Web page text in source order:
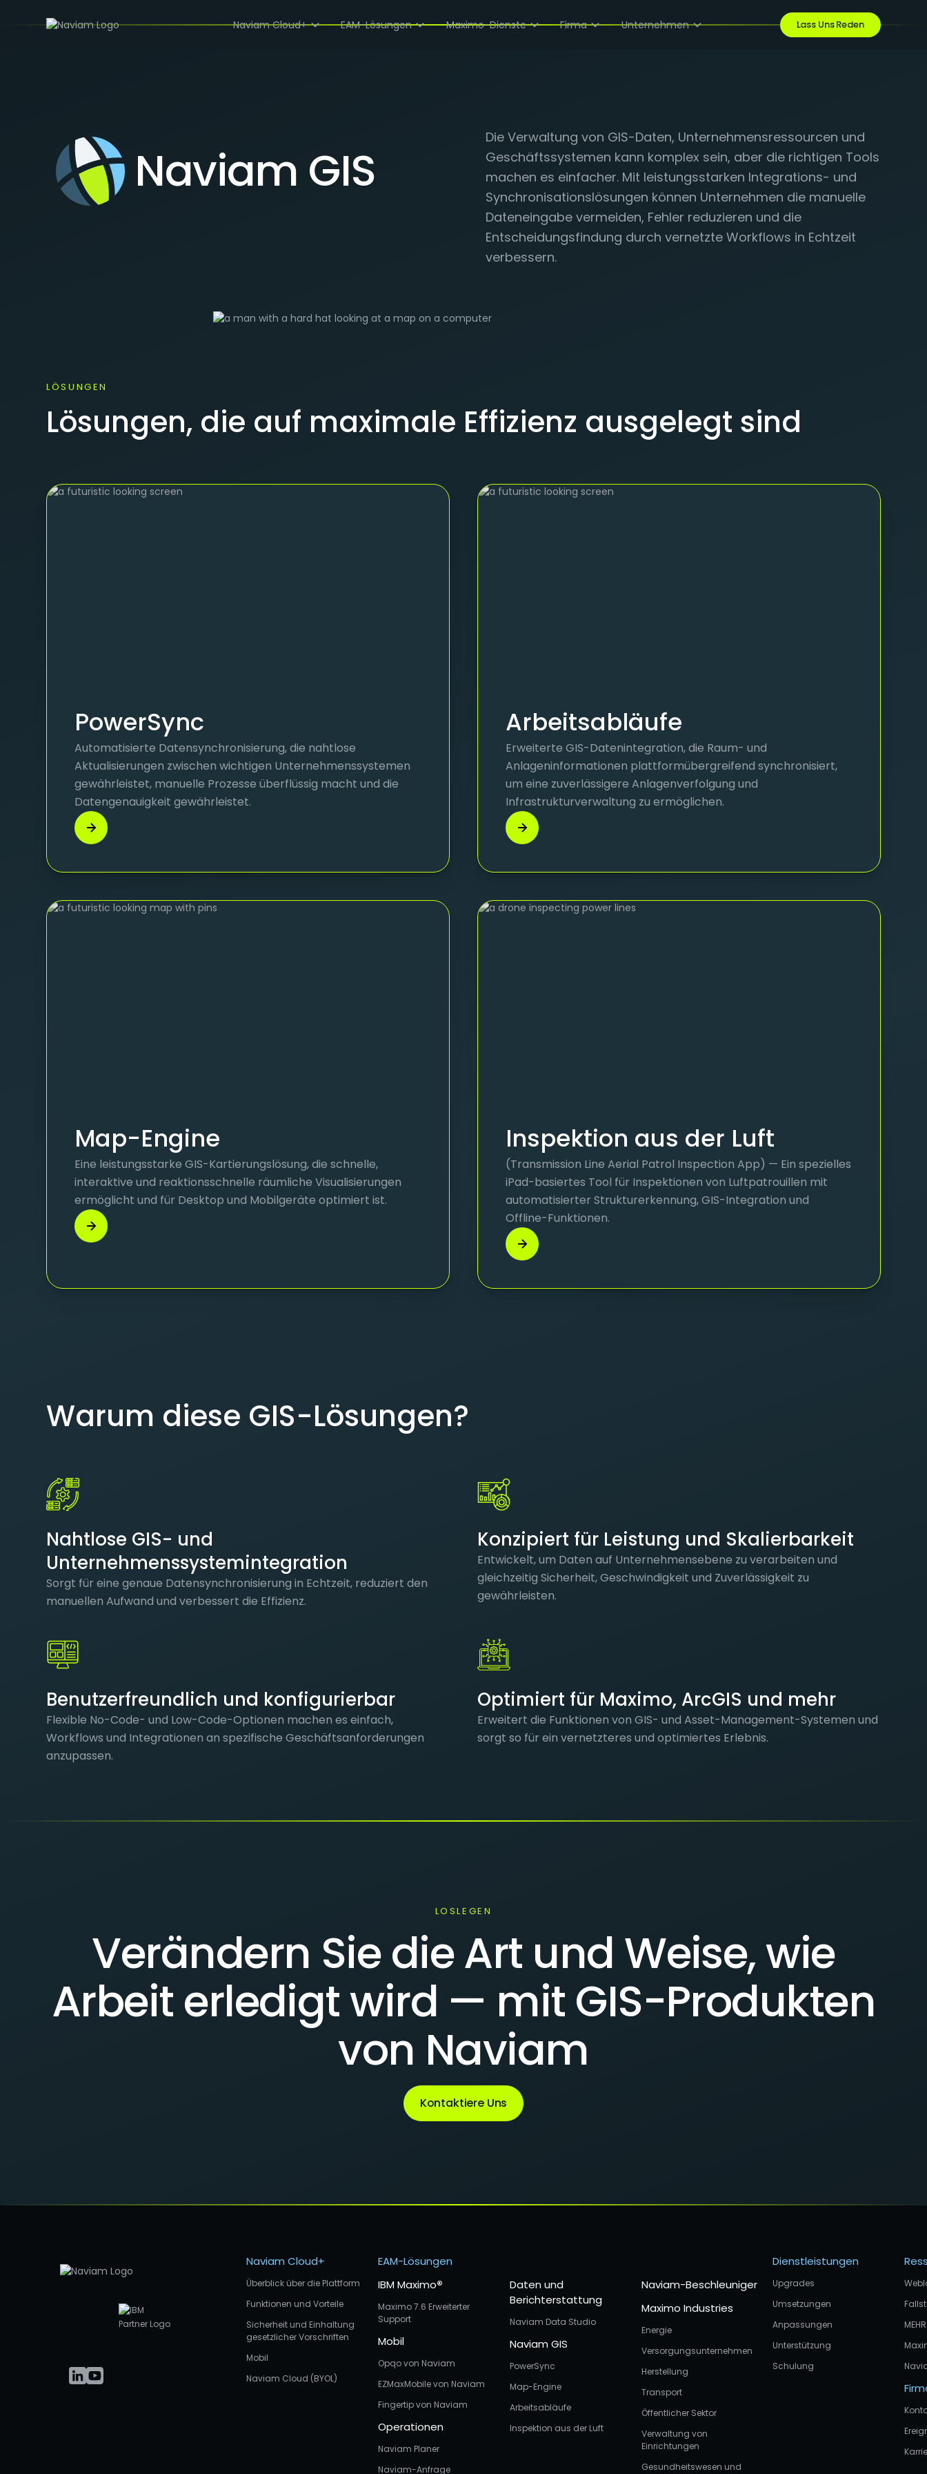
Naviam Cloud+ EAM-Lösungen Maximo-Dienste Firma Unternehmen Lass Uns Reden
Naviam GIS
Die Verwaltung von GIS-Daten, Unternehmensressourcen und
Geschäftssystemen kann komplex sein, aber die richtigen Tools
machen es einfacher. Mit leistungsstarken Integrations- und
Synchronisationslösungen können Unternehmen die manuelle
Dateneingabe vermeiden, Fehler reduzieren und die
Entscheidungsfindung durch vernetzte Workflows in Echtzeit
verbessern.
LÖSUNGEN
Lösungen, die auf maximale Effizienz ausgelegt sind
PowerSync
Automatisierte Datensynchronisierung, die nahtlose
Aktualisierungen zwischen wichtigen Unternehmenssystemen
gewährleistet, manuelle Prozesse überflüssig macht und die
Datengenauigkeit gewährleistet.
Arbeitsabläufe
Erweiterte GIS-Datenintegration, die Raum- und
Anlageninformationen plattformübergreifend synchronisiert,
um eine zuverlässigere Anlagenverfolgung und
Infrastrukturverwaltung zu ermöglichen.
Map-Engine
Eine leistungsstarke GIS-Kartierungslösung, die schnelle,
interaktive und reaktionsschnelle räumliche Visualisierungen
ermöglicht und für Desktop und Mobilgeräte optimiert ist.
Inspektion aus der Luft
(Transmission Line Aerial Patrol Inspection App) — Ein spezielles
iPad-basiertes Tool für Inspektionen von Luftpatrouillen mit
automatisierter Strukturerkennung, GIS-Integration und
Offline-Funktionen.
Warum diese GIS-Lösungen?
Nahtlose GIS- und
Unternehmenssystemintegration
Sorgt für eine genaue Datensynchronisierung in Echtzeit, reduziert den
manuellen Aufwand und verbessert die Effizienz.
Konzipiert für Leistung und Skalierbarkeit
Entwickelt, um Daten auf Unternehmensebene zu verarbeiten und
gleichzeitig Sicherheit, Geschwindigkeit und Zuverlässigkeit zu
gewährleisten.
Benutzerfreundlich und konfigurierbar
Flexible No-Code- und Low-Code-Optionen machen es einfach,
Workflows und Integrationen an spezifische Geschäftsanforderungen
anzupassen.
Optimiert für Maximo, ArcGIS und mehr
Erweitert die Funktionen von GIS- und Asset-Management-Systemen und
sorgt so für ein vernetzteres und optimiertes Erlebnis.
LOSLEGEN
Verändern Sie die Art und Weise, wie
Arbeit erledigt wird — mit GIS-Produkten
von Naviam
Kontaktiere Uns
Naviam Cloud+
Überblick über die Plattform
Funktionen und Vorteile
Sicherheit und Einhaltung
gesetzlicher Vorschriften
Mobil
Naviam Cloud (BYOL)
EAM-Lösungen
IBM Maximo®
Maximo 7.6 Erweiterter
Support
Mobil
Opqo von Naviam
EZMaxMobile von Naviam
Fingertip von Naviam
Operationen
Naviam Planer
Naviam-Anfrage
Daten und
Berichterstattung
Naviam Data Studio
Naviam GIS
PowerSync
Map-Engine
Arbeitsabläufe
Inspektion aus der Luft
Naviam-Beschleuniger
Maximo Industries
Energie
Versorgungsunternehmen
Herstellung
Transport
Öffentlicher Sektor
Verwaltung von
Einrichtungen
Gesundheitswesen und
Dienstleistungen
Upgrades
Umsetzungen
Anpassungen
Unterstützung
Schulung